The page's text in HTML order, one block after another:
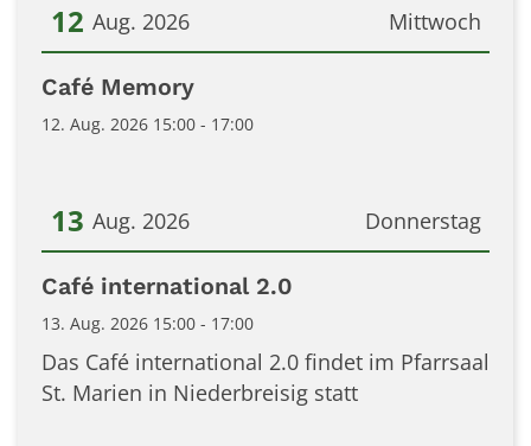
Mittwoch
12 Aug. 2026
Datum: 12. August 2026
Café Memory
12. Aug. 2026 15:00 - 17:00
Donnerstag
13 Aug. 2026
Datum: 13. August 2026
Café international 2.0
13. Aug. 2026 15:00 - 17:00
Das Café international 2.0 findet im Pfarrsaal
St. Marien in Niederbreisig statt